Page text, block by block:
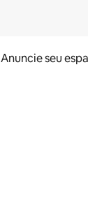
Anuncie seu